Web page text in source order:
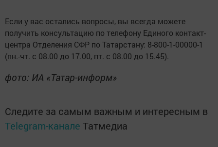
Если у вас остались вопросы, вы всегда можете
получить консультацию по телефону Единого контакт-
центра Отделения СФР по Татарстану: 8-800-1-00000-1
(пн.-чт. с 08.00 до 17.00, пт. с 08.00 до 15.45).
фото: ИА «Татар-информ»
Следите за самым важным и интересным в
Telegram-канале Татмедиа